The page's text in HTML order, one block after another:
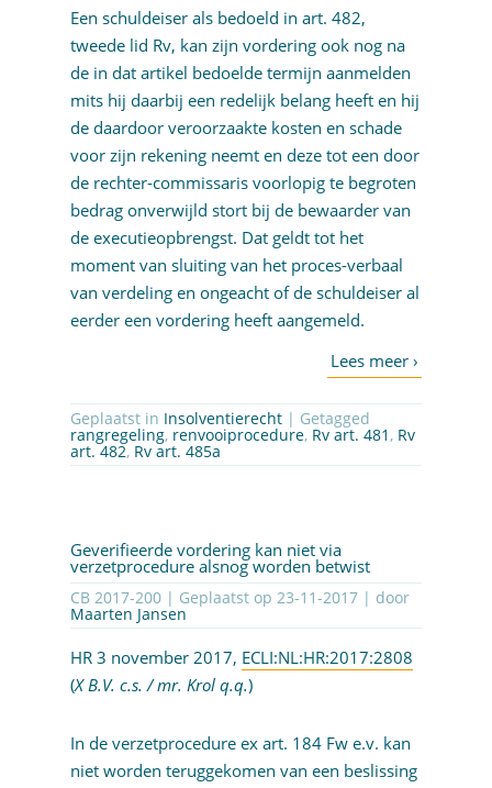
Een schuldeiser als bedoeld in art. 482,
tweede lid Rv, kan zijn vordering ook nog na
de in dat artikel bedoelde termijn aanmelden
mits hij daarbij een redelijk belang heeft en hij
de daardoor veroorzaakte kosten en schade
voor zijn rekening neemt en deze tot een door
de rechter-commissaris voorlopig te begroten
bedrag onverwijld stort bij de bewaarder van
de executieopbrengst. Dat geldt tot het
moment van sluiting van het proces-verbaal
van verdeling en ongeacht of de schuldeiser al
eerder een vordering heeft aangemeld.
Geplaatst in Insolventierecht | Getagged
rangregeling, renvooiprocedure, Rv art. 481 , Rv
art. 482, Rv art. 485a
Geverifieerde vordering kan niet via
verzetprocedure alsnog worden betwist
CB 2017-200 | Geplaatst op 23-11-2017| door
Maarten Jansen
HR 3 november 2017, ECLI:NL:HR:2017:2808
(X B.V. c.s. / mr. Krol q.q.)
In de verzetprocedure ex art. 184 Fw e.v. kan
niet worden teruggekomen van een beslissing